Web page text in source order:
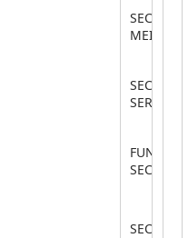
SEC. DE
MEIO
SEC. DE
FUNDO
SEC. DE